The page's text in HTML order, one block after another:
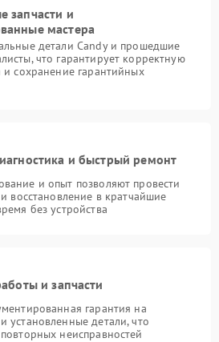
запчасти и
мастера
детали Candy и прошедшие
что гарантирует корректную
и сохранение гарантийных
и быстрый ремонт
и опыт позволяют провести
восстановление в кратчайшие
без устройства
и запчасти
гарантия на
установленные детали, что
неисправностей